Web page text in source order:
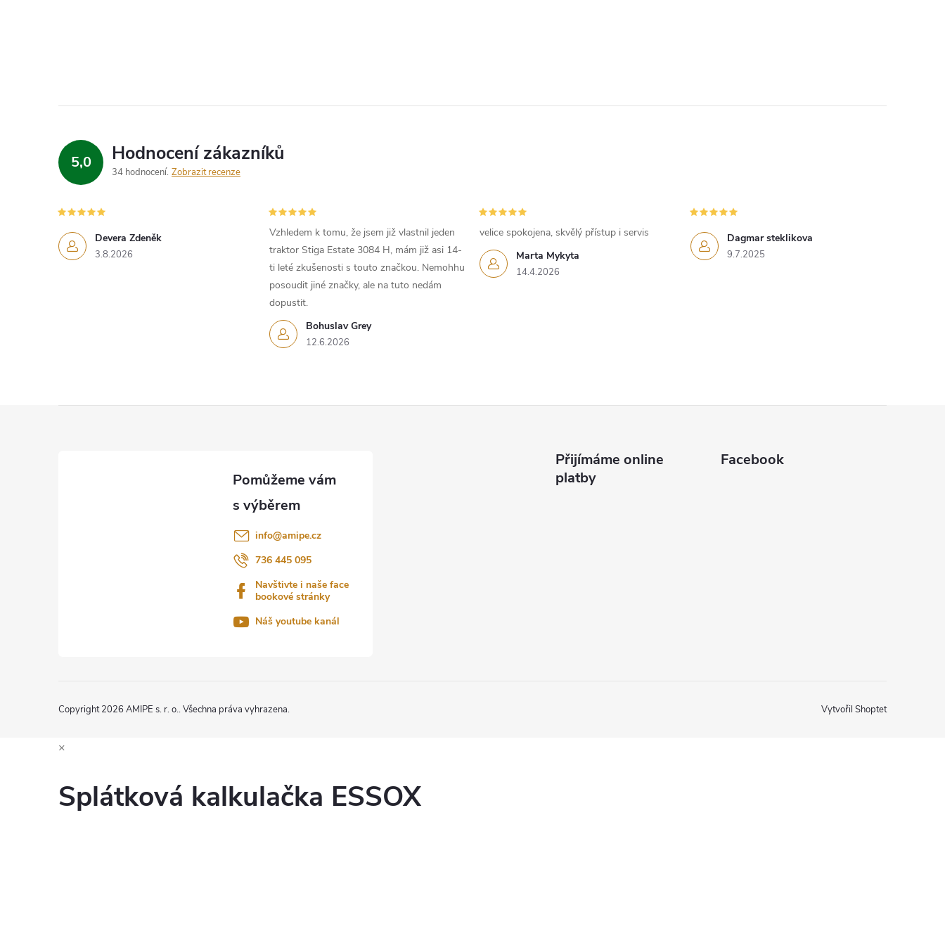
d
a
c
í
p
v
5,0 Hodnocení zákazníků
34 hodnocení Zobrazit recenze
Devera Zdeněk
3.8.2026
Bohuslav Grey
12.6.2026
Vzhledem k tomu, že jsem již vlastnil jeden
traktor Stiga Estate 3084 H, mám již asi 14-
ti leté zkušenosti s touto značkou. Nemohhu
posoudit jiné značky, ale na tuto nedám
dopustit.
Marta Mykyta
14.4.2026
velice spokojena, skvělý přístup i servis Dagmar steklikova
9.7.2025
info@amipe.cz
736 445 095
Navštivte i naše face
bookové stránky
Náš youtube kanál
Přijímáme online
platby
Facebook
Vytvořil Shoptet
Copyright 2026 AMIPE s. r. o.. Všechna práva vyhrazena.
×
Splátková kalkulačka ESSOX